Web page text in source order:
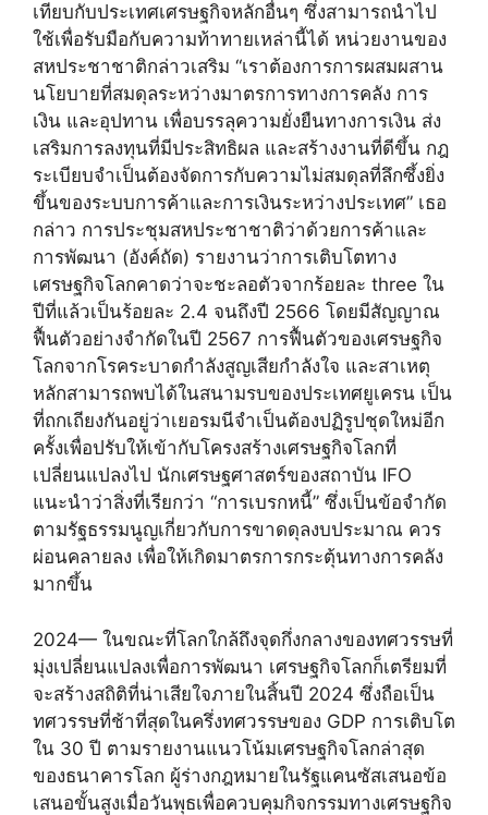
เทียบกับประเทศเศรษฐกิจหลักอื่นๆ ซึ่งสามารถนำไป
ใช้เพื่อรับมือกับความท้าทายเหล่านี้ได้ หน่วยงานของ
สหประชาชาติกล่าวเสริม “เราต้องการการผสมผสาน
นโยบายที่สมดุลระหว่างมาตรการทางการคลัง การ
เงิน และอุปทาน เพื่อบรรลุความยั่งยืนทางการเงิน ส่ง
เสริมการลงทุนที่มีประสิทธิผล และสร้างงานที่ดีขึ้น กฎ
ระเบียบจำเป็นต้องจัดการกับความไม่สมดุลที่ลึกซึ้งยิ่ง
ขึ้นของระบบการค้าและการเงินระหว่างประเทศ” เธอ
กล่าว การประชุมสหประชาชาติว่าด้วยการค้าและ
การพัฒนา (อังค์ถัด) รายงานว่าการเติบโตทาง
เศรษฐกิจโลกคาดว่าจะชะลอตัวจากร้อยละ three ใน
ปีที่แล้วเป็นร้อยละ 2.4 จนถึงปี 2566 โดยมีสัญญาณ
ฟื้นตัวอย่างจำกัดในปี 2567 การฟื้นตัวของเศรษฐกิจ
โลกจากโรคระบาดกำลังสูญเสียกำลังใจ และสาเหตุ
หลักสามารถพบได้ในสนามรบของประเทศยูเครน เป็น
ที่ถกเถียงกันอยู่ว่าเยอรมนีจำเป็นต้องปฏิรูปชุดใหม่อีก
ครั้งเพื่อปรับให้เข้ากับโครงสร้างเศรษฐกิจโลกที่
เปลี่ยนแปลงไป นักเศรษฐศาสตร์ของสถาบัน IFO
แนะนำว่าสิ่งที่เรียกว่า “การเบรกหนี้” ซึ่งเป็นข้อจำกัด
ตามรัฐธรรมนูญเกี่ยวกับการขาดดุลงบประมาณ ควร
ผ่อนคลายลง เพื่อให้เกิดมาตรการกระตุ้นทางการคลัง
มากขึ้น
2024— ในขณะที่โลกใกล้ถึงจุดกึ่งกลางของทศวรรษที่
มุ่งเปลี่ยนแปลงเพื่อการพัฒนา เศรษฐกิจโลกก็เตรียมที่
จะสร้างสถิติที่น่าเสียใจภายในสิ้นปี 2024 ซึ่งถือเป็น
ทศวรรษที่ช้าที่สุดในครึ่งทศวรรษของ GDP การเติบโต
ใน 30 ปี ตามรายงานแนวโน้มเศรษฐกิจโลกล่าสุด
ของธนาคารโลก ผู้ร่างกฎหมายในรัฐแคนซัสเสนอข้อ
เสนอขั้นสูงเมื่อวันพุธเพื่อควบคุมกิจกรรมทางเศรษฐกิจ